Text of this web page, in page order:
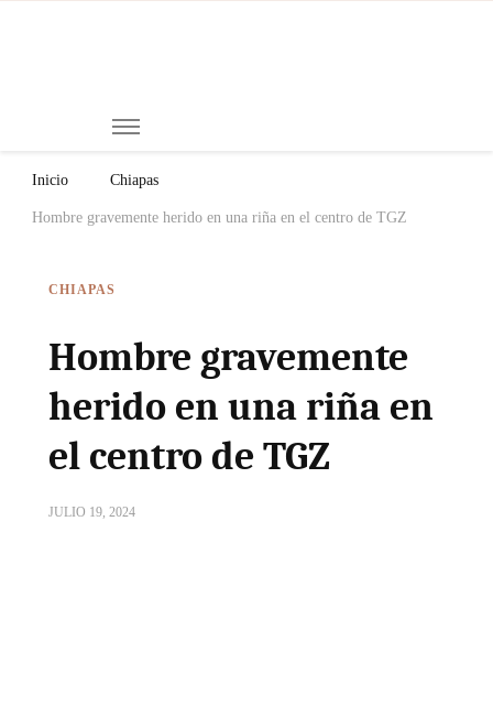
Inicio Chiapas
Hombre gravemente herido en una riña en el centro de TGZ
CHIAPAS
Hombre gravemente
herido en una riña en
el centro de TGZ
JULIO 19, 2024